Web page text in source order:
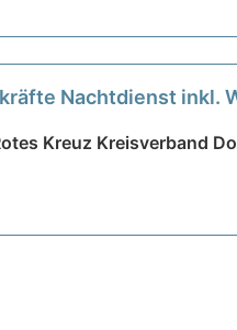
Nachtdienst inkl.
Kreuz Kreisverband